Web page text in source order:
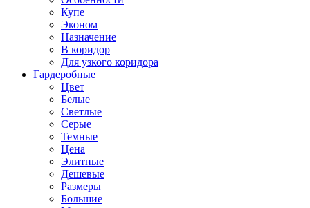
Купе
Эконом
Назначение
В коридор
Для узкого коридора
Гардеробные
Цвет
Белые
Светлые
Серые
Темные
Цена
Элитные
Дешевые
Размеры
Большие